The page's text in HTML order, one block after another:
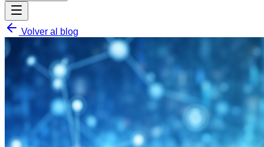
Volver al blog